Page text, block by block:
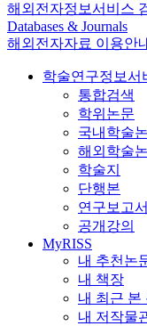
해외전자정보서비스
Databases & Journals
해외전자자료 이용안
학술연구정보서
통합검색
학위논문
국내학술
해외학술
학술지
단행본
연구보고서
공개강의
MyRISS
내 추천논
내 책장
내 최근 본
내 저작물